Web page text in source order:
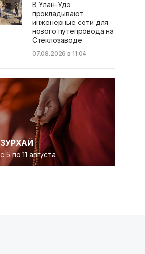
В Улан-Удэ
прокладывают
инженерные сети для
нового путепровода на
Стеклозаводе
07.08.2026 в 11:04
ЗУРХАЙ
с 5 по 11 августа